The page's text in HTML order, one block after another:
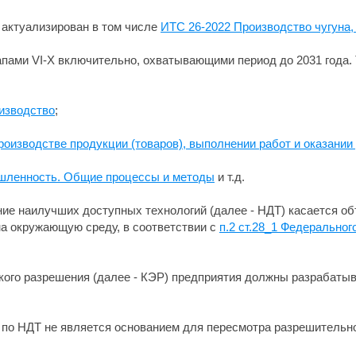
в том числе ИТС 26-2022 Производство
VI-X включительно, охватывающими период до 2031
;
продукции (товаров), выполнении работ и
Общие процессы и методы и т.д.
наилучших доступных технологий (далее - НДТ) касается
окружающую среду, в соответствии с п.2 ст.28_1
разрешения (далее - КЭР) предприятия должны
НДТ не является основанием для пересмотра